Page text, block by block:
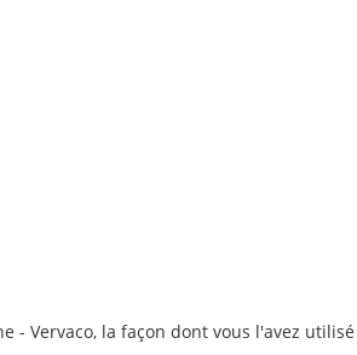
Vervaco, la façon dont vous l'avez